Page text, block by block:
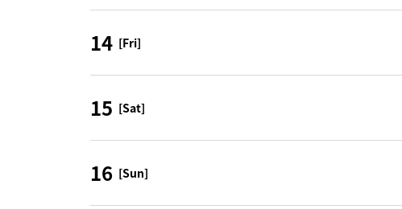
14 [Fri]
15 [Sat]
16 [Sun]